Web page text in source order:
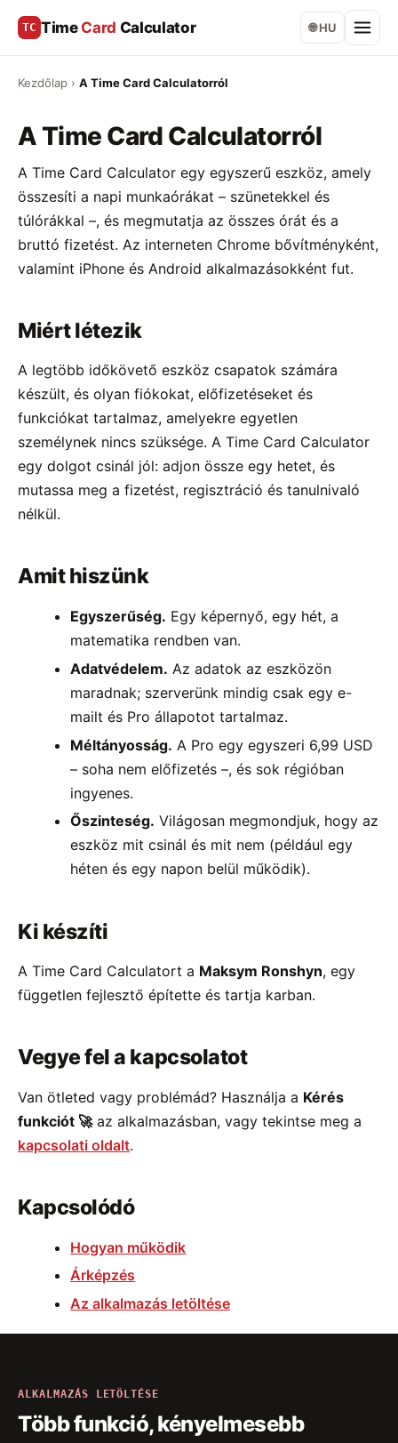
TC Time Card Calculator 🌐 HU
Kezdőlap › A Time Card Calculatorról
A Time Card Calculatorról
A Time Card Calculator egy egyszerű eszköz, amely
összesíti a napi munkaórákat – szünetekkel és
túlórákkal –, és megmutatja az összes órát és a
bruttó fizetést. Az interneten Chrome bővítményként,
valamint iPhone és Android alkalmazásokként fut.
Miért létezik
A legtöbb időkövető eszköz csapatok számára
készült, és olyan fiókokat, előfizetéseket és
funkciókat tartalmaz, amelyekre egyetlen
személynek nincs szüksége. A Time Card Calculator
egy dolgot csinál jól: adjon össze egy hetet, és
mutassa meg a fizetést, regisztráció és tanulnivaló
nélkül.
Amit hiszünk
Egyszerűség. Egy képernyő, egy hét, a
matematika rendben van.
Adatvédelem. Az adatok az eszközön
maradnak; szerverünk mindig csak egy e-
mailt és Pro állapotot tartalmaz.
Méltányosság. A Pro egy egyszeri 6,99 USD
– soha nem előfizetés –, és sok régióban
ingyenes.
Őszinteség. Világosan megmondjuk, hogy az
eszköz mit csinál és mit nem (például egy
héten és egy napon belül működik).
Ki készíti
A Time Card Calculatort a Maksym Ronshyn, egy
független fejlesztő építette és tartja karban.
Vegye fel a kapcsolatot
Van ötleted vagy problémád? Használja a Kérés
funkciót 🚀az alkalmazásban, vagy tekintse meg a
kapcsolati oldalt.
Kapcsolódó
Hogyan működik
Árképzés
Az alkalmazás letöltése
ALKALMAZÁS LETÖLTÉSE
Több funkció, kényelmesebb